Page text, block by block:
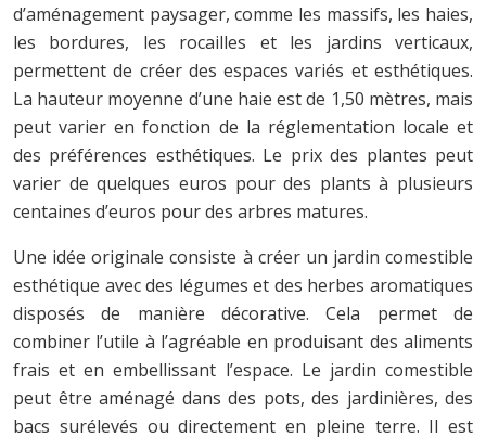
d’aménagement paysager, comme les massifs, les haies,
les bordures, les rocailles et les jardins verticaux,
permettent de créer des espaces variés et esthétiques.
La hauteur moyenne d’une haie est de 1,50 mètres, mais
peut varier en fonction de la réglementation locale et
des préférences esthétiques. Le prix des plantes peut
varier de quelques euros pour des plants à plusieurs
centaines d’euros pour des arbres matures.
Une idée originale consiste à créer un jardin comestible
esthétique avec des légumes et des herbes aromatiques
disposés de manière décorative. Cela permet de
combiner l’utile à l’agréable en produisant des aliments
frais et en embellissant l’espace. Le jardin comestible
peut être aménagé dans des pots, des jardinières, des
bacs surélevés ou directement en pleine terre. Il est